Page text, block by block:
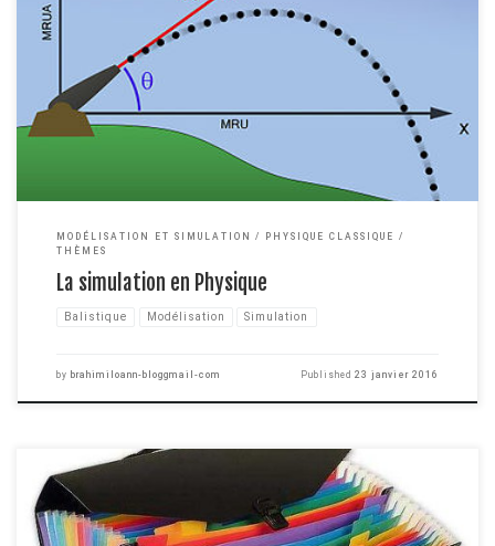
On se retrouve aujourd'hui pour un article d'un genre nouveau qui pourrait
d'autant plus vous intéresser si vous êtes étudiant en physique ou
simplement passionné d'informatique. Lorsque l'on vous parle de physique,
vous avez très certainement en tête quelques bon bouquins de physique
théorique ou des traités connus comme "Principia" […]
MODÉLISATION ET SIMULATION
PHYSIQUE CLASSIQUE
THÈMES
La simulation en Physique
Balistique Modélisation Simulation
by brahimiloann-bloggmail-com Published23 janvier 2016